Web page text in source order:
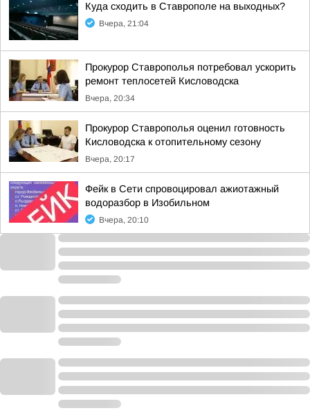
Куда сходить в Ставрополе на выходных?
Вчера, 21:04
Прокурор Ставрополья потребовал ускорить
ремонт теплосетей Кисловодска
Вчера, 20:34
Прокурор Ставрополья оценил готовность
Кисловодска к отопительному сезону
Вчера, 20:17
Фейк в Сети спровоцировал ажиотажный
водоразбор в Изобильном
Вчера, 20:10